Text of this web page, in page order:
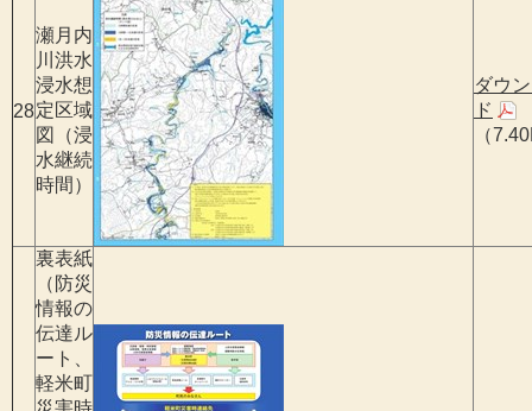
28
瀬月内
川洪水
浸水想
定区域
図（浸
水継続
時間）
ダウ
ド
（
裏表紙
（防災
情報の
伝達ル
ート、
軽米町